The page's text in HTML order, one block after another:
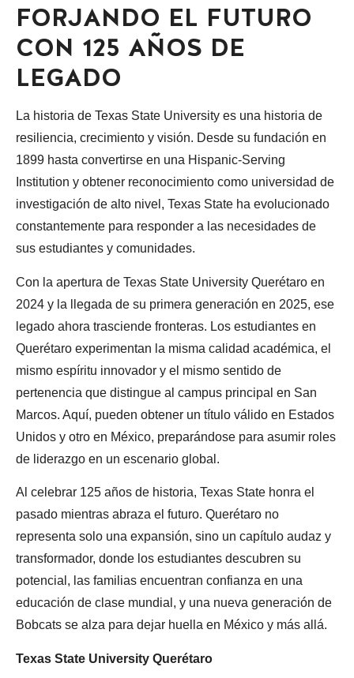
FORJANDO EL FUTURO
CON 125 AÑOS DE
LEGADO
La historia de Texas State University es una historia de
resiliencia, crecimiento y visión. Desde su fundación en
1899 hasta convertirse en una Hispanic-Serving
Institution y obtener reconocimiento como universidad de
investigación de alto nivel, Texas State ha evolucionado
constantemente para responder a las necesidades de
sus estudiantes y comunidades.
Con la apertura de Texas State University Querétaro en
2024 y la llegada de su primera generación en 2025, ese
legado ahora trasciende fronteras. Los estudiantes en
Querétaro experimentan la misma calidad académica, el
mismo espíritu innovador y el mismo sentido de
pertenencia que distingue al campus principal en San
Marcos. Aquí, pueden obtener un título válido en Estados
Unidos y otro en México, preparándose para asumir roles
de liderazgo en un escenario global.
Al celebrar 125 años de historia, Texas State honra el
pasado mientras abraza el futuro. Querétaro no
representa solo una expansión, sino un capítulo audaz y
transformador, donde los estudiantes descubren su
potencial, las familias encuentran confianza en una
educación de clase mundial, y una nueva generación de
Bobcats se alza para dejar huella en México y más allá.
Texas State University Querétaro